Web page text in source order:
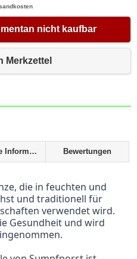
nicht kaufbar
Merkzettel
Sonstige Informationen Bewertungen
und traditionell für
verwendet wird.
Gesundheit und wird